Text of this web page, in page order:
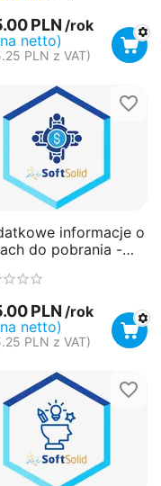
PLN /rok
netto)
PLN z VAT)
informacje o
do pobrania -
PLN /rok
netto)
PLN z VAT)